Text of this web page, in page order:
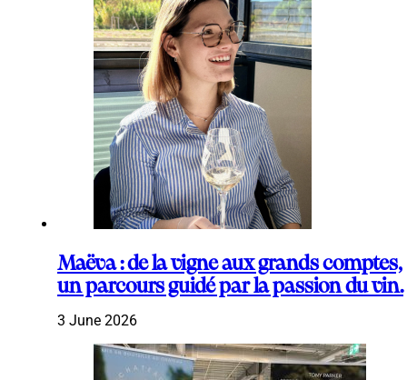
Maëva : de la vigne aux grands comptes,
un parcours guidé par la passion du vin.
3 June 2026